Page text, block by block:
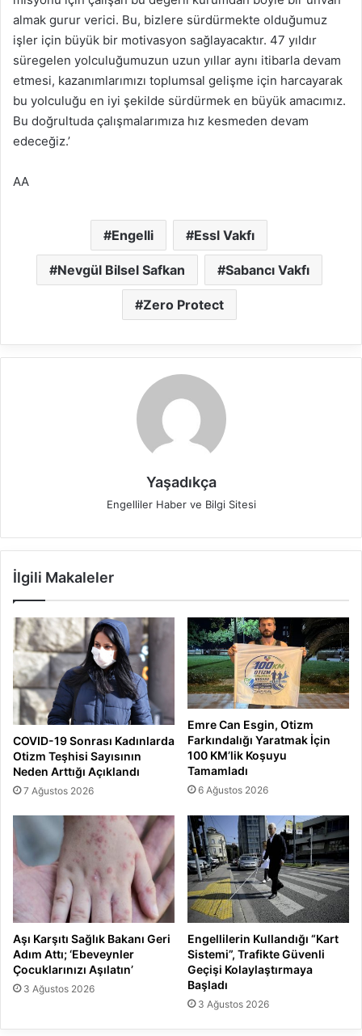
almak gurur verici. Bu, bizlere sürdürmekte olduğumuz
işler için büyük bir motivasyon sağlayacaktır. 47 yıldır
süregelen yolculuğumuzun uzun yıllar aynı itibarla devam
etmesi, kazanımlarımızı toplumsal gelişme için harcayarak
bu yolculuğu en iyi şekilde sürdürmek en büyük amacımız.
Bu doğrultuda çalışmalarımıza hız kesmeden devam
edeceğiz.’
AA
Engelli Essl Vakfı
Nevgül Bilsel Safkan Sabancı Vakfı
Zero Protect
Yaşadıkça
Engelliler Haber ve Bilgi Sitesi
İlgili Makaleler
COVID-19 Sonrası Kadınlarda
Otizm Teşhisi Sayısının
Neden Arttığı Açıklandı
7 Ağustos 2026
Emre Can Esgin, Otizm
Farkındalığı Yaratmak İçin
100 KM’lik Koşuyu
Tamamladı
6 Ağustos 2026
Aşı Karşıtı Sağlık Bakanı Geri
Adım Attı; ‘Ebeveynler
Çocuklarınızı Aşılatın’
3 Ağustos 2026
Engellilerin Kullandığı “Kart
Sistemi”, Trafikte Güvenli
Geçişi Kolaylaştırmaya
Başladı
3 Ağustos 2026